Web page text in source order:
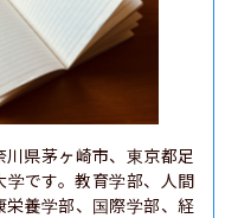
県茅ヶ崎市、東京都足
です。教育学部、人間
養学部、国際学部、経